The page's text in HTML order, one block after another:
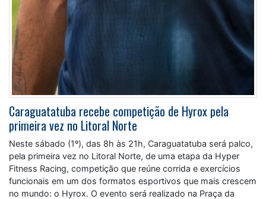
Caraguatatuba recebe competição de Hyrox pela
primeira vez no Litoral Norte
Neste sábado (1º), das 8h às 21h, Caraguatatuba será palco,
pela primeira vez no Litoral Norte, de uma etapa da Hyper
Fitness Racing, competição que reúne corrida e exercícios
funcionais em um dos formatos esportivos que mais crescem
no mundo: o Hyrox. O evento será realizado na Praça da